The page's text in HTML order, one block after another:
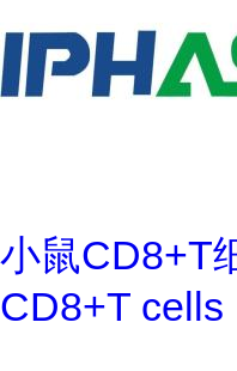
小鼠CD8+T
CD8+T cells